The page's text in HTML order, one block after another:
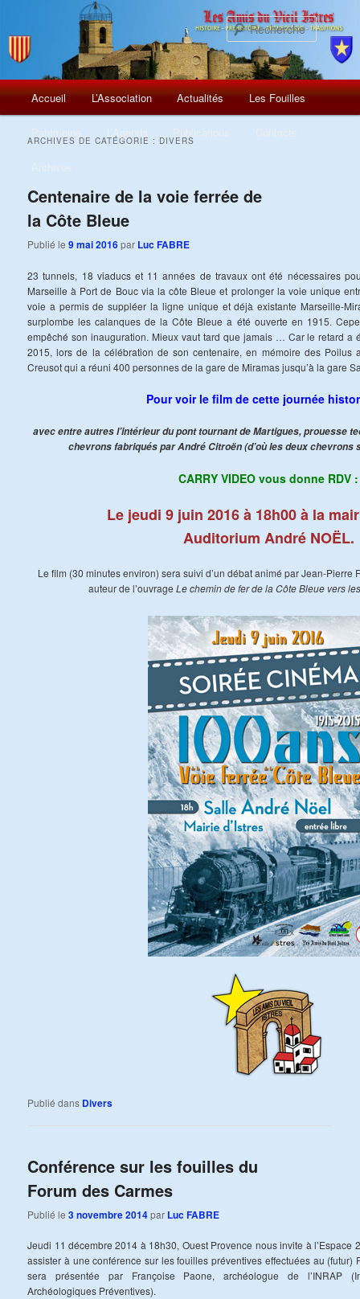
Menu
principal
Aller
principal
Aller
secondaire
Accueil L’Association Actualités Les Fouilles
ARCHIVES DE CATÉGORIE : DIVERS
Centenaire de la voie ferrée de
la Côte Bleue
Publié le9 mai 2016par Luc FABRE
23 tunnels, 18 viaducs et 11 années de travaux ont été nécessaires
Marseille à Port de Bouc via la côte Bleue et prolonger la voie unique
voie a permis de suppléer la ligne unique et déjà existante Marseille-
surplombe les calanques de la Côte Bleue a été ouverte en 1915.
empêché son inauguration. Mieux vaut tard que jamais … Car le retard a
2015, lors de la célébration de son centenaire, en mémoire des Poilus
Creusot qui a réuni 400 personnes de la gare de Miramas jusqu’à la gare
Pour voir le film de cette journée
avec entre autres l’intérieur du pont tournant de Martigues, prouesse
chevrons fabriqués par André Citroën (d’où les deux chevrons
CARRY VIDEO vous donne RDV :
Le jeudi 9 juin 2016 à 18h00 à la
Auditorium André NOËL.
Le film (30 minutes environ) sera suivi d’un débat animé par Jean-Pierre
auteur de l’ouvrage Le chemin de fer de la Côte Bleue vers
Publié dans Divers
Conférence sur les fouilles du
Forum des Carmes
Publié le3 novembre 2014par Luc FABRE
Jeudi 11 décembre 2014 à 18h30, Ouest Provence nous invite à l’Espace
assister à une conférence sur les fouilles préventives effectuées au (futur)
sera présentée par Françoise Paone, archéologue de l’INRAP
Archéologiques Préventives).